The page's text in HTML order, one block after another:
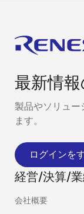
最新情
製品やソリュー
ます。
ログインを
経営/決算/
会社概要